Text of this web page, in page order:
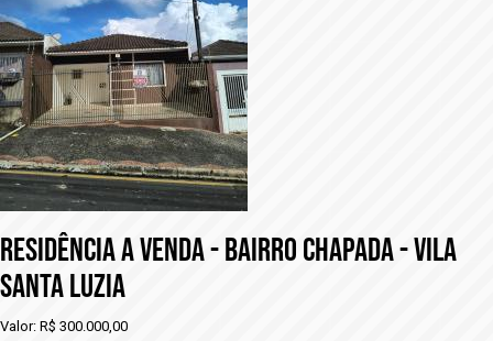
RESIDÊNCIA A VENDA - BAIRRO CHAPADA - VILA
SANTA LUZIA
Valor: R$ 300.000,00